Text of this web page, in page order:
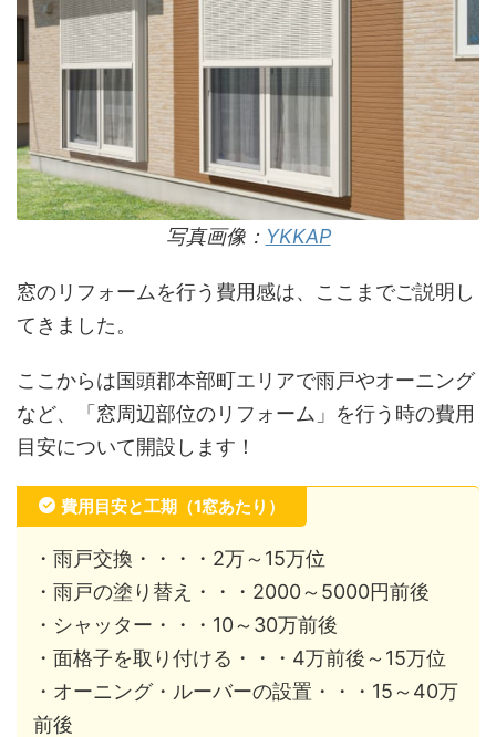
写真画像： YKKAP
窓のリフォームを行う費用感は、ここまでご説明し
てきました。
ここからは国頭郡本部町エリアで雨戸やオーニング
など、「窓周辺部位のリフォーム」を行う時の費用
目安について開設します！
費用目安と工期（1窓あたり）
・雨戸交換・・・・2万～15万位
・雨戸の塗り替え・・・2000～5000円前後
・シャッター・・・10～30万前後
・面格子を取り付ける・・・4万前後～15万位
・オーニング・ルーバーの設置・・・15～40万
前後